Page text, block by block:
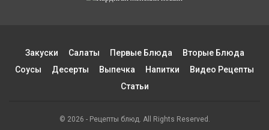
Закуски Салаты Первые Блюда
Вторые Блюда
Соусы
Десерты Выпечка Напитки
Видео Рецепты
Статьи
© 2026 - Рецепты блюд. All Rights Reserved.